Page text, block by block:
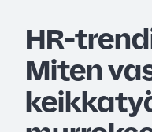
HR-
Miten